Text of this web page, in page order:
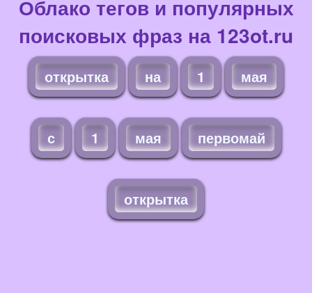
Облако тегов и популярных
поисковых фраз на 123ot.ru
открытка на 1 мая
с 1 мая первомай
открытка